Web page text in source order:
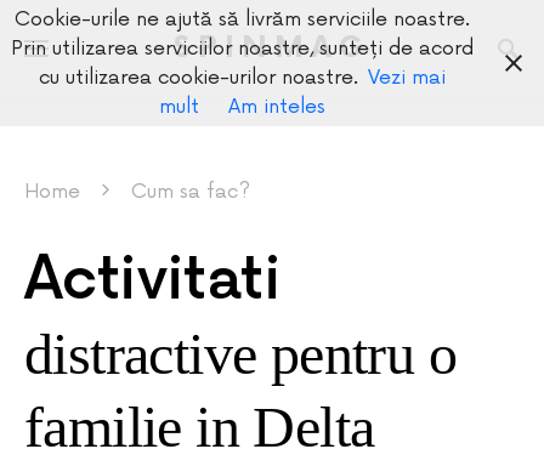
SPINMAG
Home Cum sa fac?
Activitati
distractive pentru o
familie in Delta
Cookie-urile ne ajută să livrăm serviciile noastre.
Prin utilizarea serviciilor noastre, sunteți de acord
cu utilizarea cookie-urilor noastre. Vezi mai
mult
Am inteles